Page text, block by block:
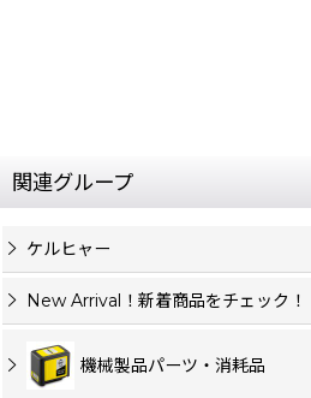
関連グループ
ケルヒャー
New Arrival！新着商品をチェック！
機械製品パーツ・消耗品